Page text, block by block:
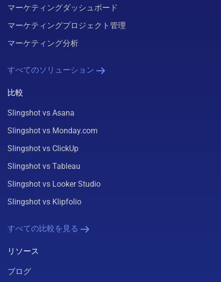
マーケティングダッシュボード
マーケティングプロジェクト管理
マーケティング分析
すべてのソリューション
比較
Slingshot vs Asana
Slingshot vs Monday.com
Slingshot vs ClickUp
Slingshot vs Tableau
Slingshot vs Looker Studio
Slingshot vs Klipfolio
すべての比較を見る
リソース
ブログ